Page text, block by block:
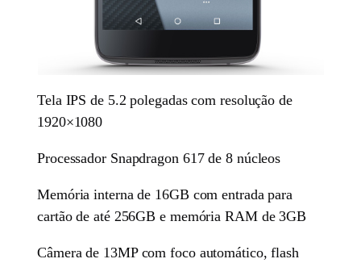
Tela IPS de 5.2 polegadas com resolução de
1920×1080
Processador Snapdragon 617 de 8 núcleos
Memória interna de 16GB com entrada para
cartão de até 256GB e memória RAM de 3GB
Câmera de 13MP com foco automático, flash